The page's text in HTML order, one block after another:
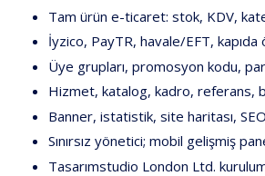
Tam ürün e-ticaret: stok, KDV,
İyzico, PayTR, havale/EFT, kapıda
Üye grupları, promosyon kodu,
Hizmet, katalog, kadro, referans,
Banner, istatistik, site haritası,
Sınırsız yönetici; mobil gelişmiş
Tasarımstudio London Ltd.